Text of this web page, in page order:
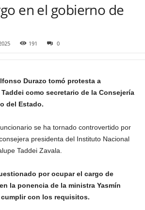
en el gobierno de
191 0
Durazo tomó protesta a
como secretario de la Consejería
del Estado.
se ha tornado controvertido por
presidenta del Instituto Nacional
Taddei Zavala.
por ocupar el cargo de
la ponencia de la ministra Yasmín
con los requisitos.